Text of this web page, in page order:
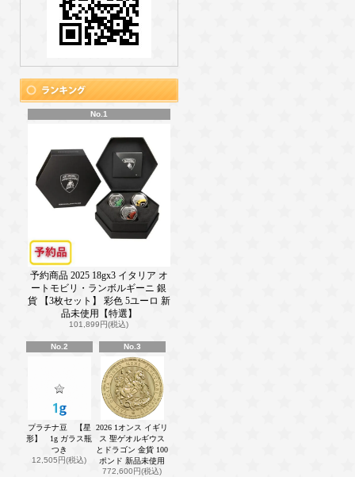
No.1
予約商品 2025 18gx3 イタリア オ
ートモビリ・ランボルギーニ 銀
貨 【3枚セット】 彩色 5ユーロ 新
品未使用【特選】
101,899円(税込)
No.2
プラチナ豆 【星
形】 1g ガラス瓶
つき
12,505円(税込)
No.3
2026 1オンス イギリ
ス 聖ゲオルギウス
とドラゴン 金貨 100
ポンド 新品未使用
772,600円(税込)